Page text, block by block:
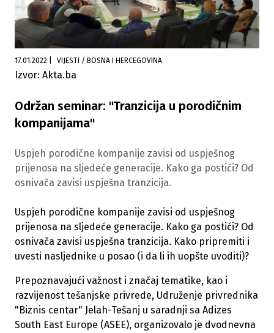
17.01.2022 VIJESTI / BOSNA I HERCEGOVINA
Izvor: Akta.ba
Održan seminar: "Tranzicija u porodičnim
kompanijama"
Uspjeh porodične kompanije zavisi od uspješnog
prijenosa na sljedeće generacije. Kako ga postići? Od
osnivača zavisi uspješna tranzicija.
Uspjeh porodične kompanije zavisi od uspješnog
prijenosa na sljedeće generacije. Kako ga postići? Od
osnivača zavisi uspješna tranzicija. Kako pripremiti i
uvesti nasljednike u posao (i da li ih uopšte uvoditi)?
Prepoznavajući važnost i značaj tematike, kao i
razvijenost tešanjske privrede, Udruženje privrednika
"Biznis centar" Jelah-Tešanj u saradnji sa Adizes
South East Europe (ASEE), organizovalo je dvodnevna